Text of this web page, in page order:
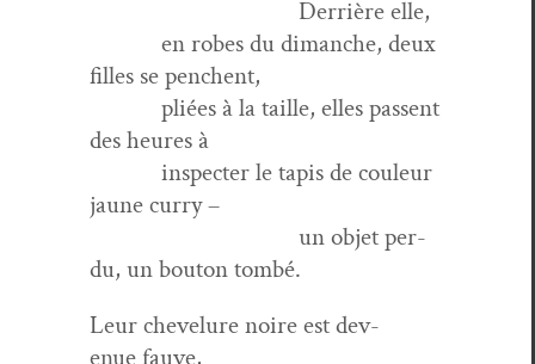
Der­rière elle,
en robes du dimanche, deux
filles se penchent,
pliées à la taille, elles passent
des heures à
inspecter le tapis de couleur
jaune curry –
un objet per­
du, un bou­ton tombé.
Leur chevelure noire est dev­
enue fauve,